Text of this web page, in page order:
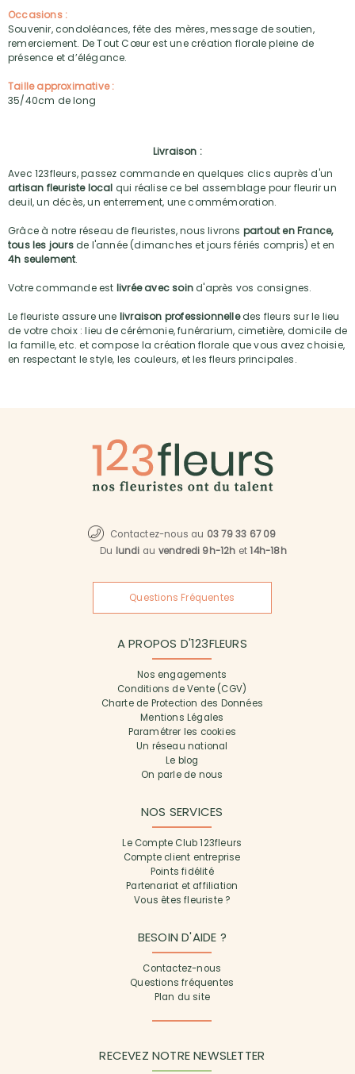
Occasions :
Souvenir, condoléances, fête des mères, message de soutien,
remerciement. De Tout Cœur est une création florale pleine de
présence et d’élégance.
Taille approximative :
35/40cm de long
Livraison :
Avec 123fleurs, passez commande en quelques clics auprès d'un
artisan fleuriste local qui réalise ce bel assemblage pour fleurir un
deuil, un décès, un enterrement, une commémoration.
Grâce à notre réseau de fleuristes, nous livrons partout en France,
tous les joursde l'année (dimanches et jours fériés compris) et en
4h seulement.
Votre commande est livrée avec soind'après vos consignes.
Le fleuriste assure une livraison professionnelledes fleurs sur le lieu
de votre choix : lieu de cérémonie, funérarium, cimetière, domicile de
la famille, etc. et compose la création florale que vous avez choisie,
en respectant le style, les couleurs, et les fleurs principales.
Contactez-nous au 03 79 33 67 09
Du lundi au vendredi 9h-12h et14h-18h
Questions Fréquentes
A PROPOS D'123FLEURS
Nos engagements
Conditions de Vente (CGV)
Charte de Protection des Données
Mentions Légales
Paramétrer les cookies
Un réseau national
Le blog
On parle de nous
NOS SERVICES
Le Compte Club 123fleurs
Compte client entreprise
Points fidélité
Partenariat et affiliation
Vous êtes fleuriste ?
BESOIN D'AIDE ?
Contactez-nous
Questions fréquentes
Plan du site
RECEVEZ NOTRE NEWSLETTER